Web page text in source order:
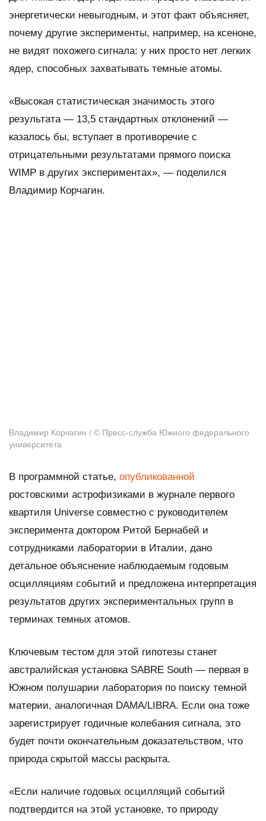
энергетически невыгодным, и этот факт объясняет,
почему другие эксперименты, например, на ксеноне,
не видят похожего сигнала: у них просто нет легких
ядер, способных захватывать темные атомы.
«Высокая статистическая значимость этого
результата — 13,5 стандартных отклонений —
казалось бы, вступает в противоречие с
отрицательными результатами прямого поиска
WIMP в других экспериментах», — поделился
Владимир Корчагин.
Владимир Корчагин / © Пресс-служба Южного федерального
университета
В программной статье, опубликованной
ростовскими астрофизиками в журнале первого
квартиля Universe совместно с руководителем
эксперимента доктором Ритой Бернабей и
сотрудниками лаборатории в Италии, дано
детальное объяснение наблюдаемым годовым
осцилляциям событий и предложена интерпретация
результатов других экспериментальных групп в
терминах темных атомов.
Ключевым тестом для этой гипотезы станет
австралийская установка SABRE South — первая в
Южном полушарии лаборатория по поиску темной
материи, аналогичная DAMA/LIBRA. Если она тоже
зарегистрирует годичные колебания сигнала, это
будет почти окончательным доказательством, что
природа скрытой массы раскрыта.
«Если наличие годовых осцилляций событий
подтвердится на этой установке, то природу